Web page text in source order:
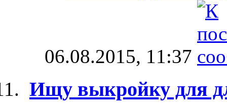
06.08.2015, 11:37
Ищу выкройку для